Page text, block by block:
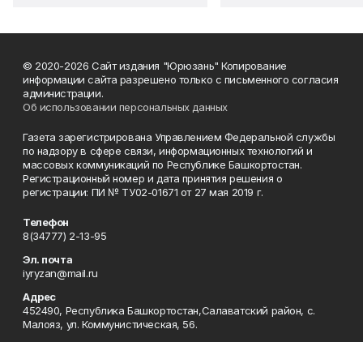
© 2020-2026 Сайт издания "Юрюзань" Копирование
информации сайта разрешено только с письменного согласия
администрации.
Об использовании персональных данных
Газета зарегистрирована Управлением Федеральной службы
по надзору в сфере связи, информационных технологий и
массовых коммуникаций по Республике Башкортостан.
Регистрационный номер и дата принятия решения о
регистрации: ПИ № ТУ02-01671 от 27 мая 2019 г.
Телефон
8(34777) 2-13-95
Эл. почта
iyryzan@mail.ru
Адрес
452490, Республика Башкортостан,Салаватский район, с.
Малояз, ул. Коммунистическая, 56.